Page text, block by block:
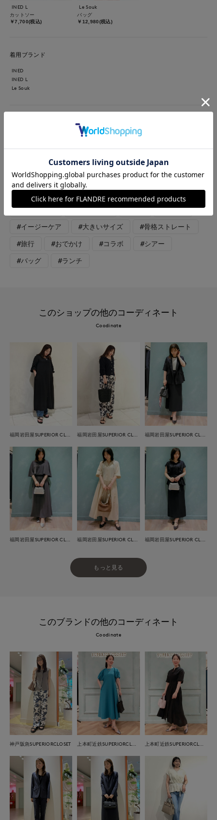
INED L
カットソー
￥7,700(税込)
Le Souk
バッグ
￥12,980(税込)
着用ブランド
INED
INED L
Le Souk
【着用サイズ】ワンピース:9号サイズ ネイビー カットソー:9
号サイズ スミクロ バック:フリーサイズ ブラック 1枚でサマ
になりゆったりシルエットで体形カバーも叶うきれいめなワンピ
ースは、夏スタイルの救世主。シワになりにくく、ドライタッチ
と程よいシアー感のある素材でこれからの暑い季節も着やすいで
す。サイズで着丈を選んでいただけます。
#ワンピース #リラックス #休日 #食事会
#イージーケア #大きいサイズ #骨格ストレート
#旅行 #おでかけ #コラボ #シアー
#バッグ #ランチ
このショップの他のコーディネート
Coodinate
もっと見る
このブランドの他のコーディネート
Coodinate
神戸阪急SUPERIORCLOSET